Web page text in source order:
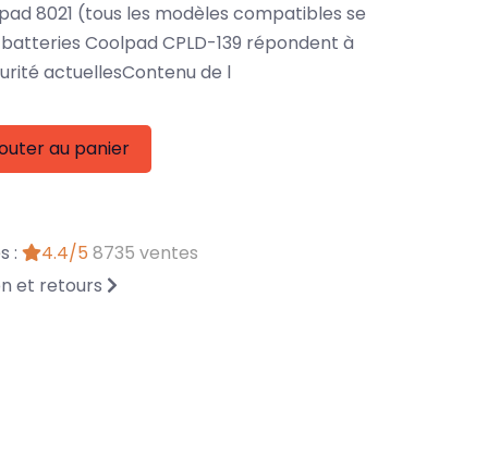
8021 (tous les modèles compatibles se
Coolpad CPLD-139 répondent à
actuellesContenu de l
au panier
:
4.4/5 8735 ventes
et retours